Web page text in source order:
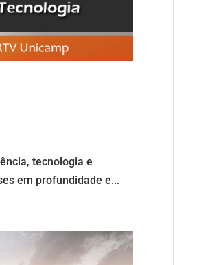
tecnologia e
em profundidade e...